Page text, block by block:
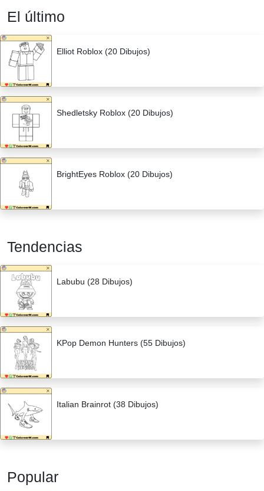
El último
Elliot Roblox (20 Dibujos)
Shedletsky Roblox (20 Dibujos)
BrightEyes Roblox (20 Dibujos)
Tendencias
Labubu (28 Dibujos)
KPop Demon Hunters (55 Dibujos)
Italian Brainrot (38 Dibujos)
Popular